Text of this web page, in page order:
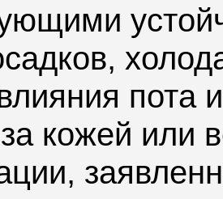
пота
кожей или